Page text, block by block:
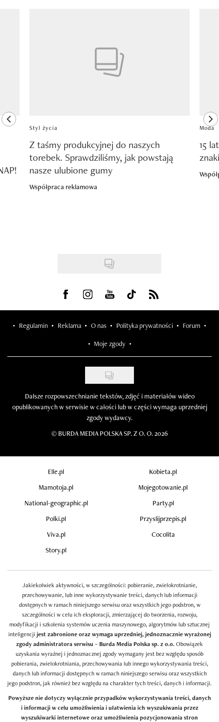
previous element
Styl życia
Z taśmy produkcyjnej do naszych
torebek. Sprawdziliśmy, jak powstają
nasze ulubione gumy
Współpraca reklamowa
Moda
15
Visit us on Facebook
Visit us on Instagram
Visit us on Youtube
Visit us on Tiktok
Visit us on Rss
Regulamin Reklama O nas Polityka prywatności Forum
Moje zgody
Dalsze rozpowszechnianie tekstów, zdjęć i materiałów wideo
opublikowanych w serwisie w całości lub w części wymaga uprzedniej
zgody wydawcy.
© BURDA MEDIA POLSKA SP. Z O. O. 2026
Elle.pl
Kobieta.pl
Mamotoja.pl
Mojegotowanie.pl
National-geographic.pl
Party.pl
Polki.pl
Przyslijprzepis.pl
Viva.pl
Cocolita
Story.pl
Jakiekolwiek aktywności, w szczególności: pobieranie, zwielokrotnianie,
przechowywanie, lub inne wykorzystywanie treści, danych lub informacji
dostępnych w ramach niniejszego serwisu oraz wszystkich jego podstron, w
szczególności w celu ich eksploracji, zmierzającej do tworzenia, rozwoju,
modyfikacji i szkolenia systemów uczenia maszynowego, algorytmów lub sztucznej
inteligencji jest zabronione oraz wymaga uprzedniej, jednoznacznie wyrażonej
zgody administratora serwisu – Burda Media Polska sp. z o.o.Obowiązek
uzyskania wyraźnej i jednoznacznej zgody wymagany jest bez względu sposób
pobierania, zwielokrotniania, przechowywania lub innego wykorzystywania treści,
danych lub informacji dostępnych w ramach niniejszego serwisu oraz wszystkich
jego podstron, jak również bez względu na charakter tych treści, danych i informacji.
Powyższe nie dotyczy wyłącznie przypadków wykorzystywania treści, danych
i informacji w celu umożliwienia i ułatwienia ich wyszukiwania przez
wyszukiwarki internetowe oraz umożliwienia pozycjonowania stron